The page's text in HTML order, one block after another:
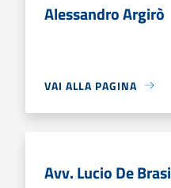
Alessandro Argirò
VAI ALLA PAGINA
Avv. Lucio De Brasi